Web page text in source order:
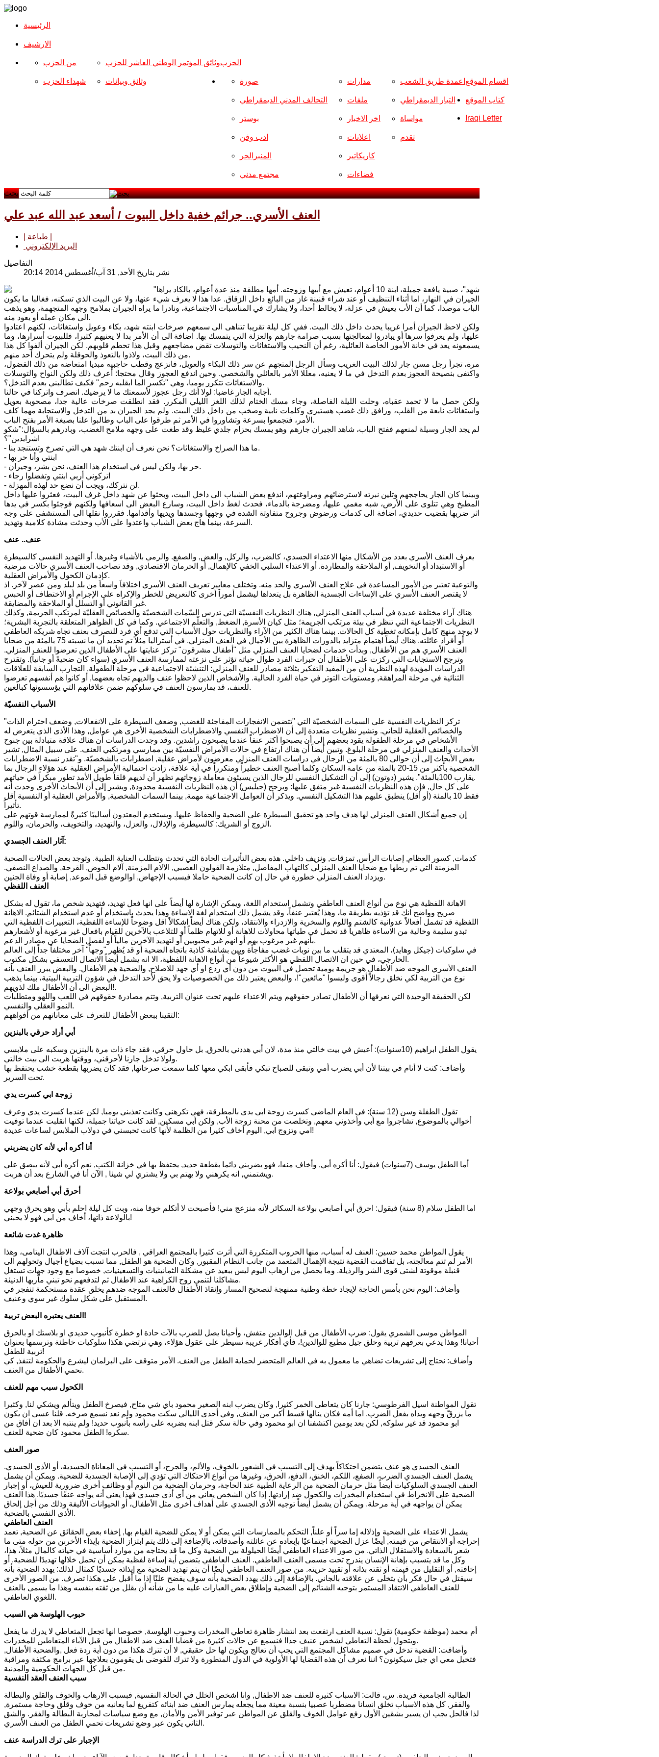
الرئيسية
الارشیف
الحزب من الحزب
شهداء الحزب
وثائق المؤتمر الوطني العاشر للحزب
وثائق وبيانات اقسام الموقع صورة
التحالف المدني الديمقراطي
بوستر
ادب وفن
المنبرالحر
مجتمع مدني
مدارات
ملفات
اخر الاخبار
اعلانات
كاريكاتير
فضاءات
اعمدة طريق الشعب
التيار الديمقراطي
مواساة
تقدم
كتاب الموقع
Iraqi Letter
بحث
العنف الأسري.. جرائم خفية داخل البيوت / أسعد عبد الله عبد علي
البريد الإلكتروني
التفاصيل
نشر بتاريخ الأحد, 31 آب/أغسطس 2014 20:14
"شهد"، صبية يافعة جميلة، ابنة 10 أعوام، تعيش مع أبيها وزوجته. أمها مطلقة منذ عدة أعوام، بالكاد يراها
الجيران في النهار، اما أثناء التنظيف أو عند شراء قنينة غاز من البائع داخل الزقاق. عدا هذا لا يعرف شيء عنها، ولا عن البيت الذي تسكنه، فغالبا ما يكون
الباب موصدا، كما أن الأب يعيش في عزلة، لا يخالط أحدا، ولا يشارك في المناسبات الاجتماعية، ونادرا ما يراه الجيران بملامح وجهه المتجهمة، وهو يذهب
الى مكان عمله أو يعود منه.
ولكن لاحظ الجيران أمرا غريبا يحدث داخل ذلك البيت. ففي كل ليلة تقريبا تتناهى الى سمعهم صرخات ابنته شهد، بكاء وعويل واستغاثات، لكنهم اعتادوا
عليها، ولم يعرفوا سرها أو يبادروا لمعالجتها بسبب صرامة جارهم والعزلة التي يتمسك بها. اضافة الى أن الأمر بدا لا يعنيهم كثيرا، فللبيوت أسرارها، وما
يسمعونه يعد في خانة الأمور الخاصة العائلية، رغم أن النحيب والاستغاثات والتوسلات تقض مضاجعهم وقبل هذا تحطم قلوبهم. لكن الجيران ألفوا كل هذا
من ذلك البيت، ولاذوا بالتعوذ والحوقلة ولم يتحرك أحد منهم.
مرة، تجرأ رجل مسن جار لذلك البيت الغريب وسأل الرجل المتجهم عن سر ذلك البكاء والعويل، فانزعج وقطب حاجبيه مبديا امتعاضه من ذلك الفضول،
واكتفى بنصيحة العجوز بعدم التدخل في ما لا يعنيه، معللا الأمر بالعائلي والشخصي. وحين اندفع العجوز وقال محتجا: أعرف ذلك ولكن النواح والتوسلات
والاستغاثات تتكرر يوميا، وهي "تكسر الما ابقلبه رحم" فكيف تطالبني بعدم التدخل؟.
أجابه الجار غاضبا: لولا أنك رجل عجوز لأسمعتك ما لا يرضيك. انصرف واتركنا في حالنا.
ولكن حصل ما لا تحمد عقباه، وحلت الليلة الفاصلة، وجاء مسك الختام لذلك اللغز الليلي المكرر. فقد انطلقت صرخات عالية جدا، مصحوبة بعويل
واستغاثات نابعة من القلب، ورافق ذلك غضب هستيري وكلمات نابية وصخب من داخل ذلك البيت. ولم يجد الجيران بد من التدخل والاستجابة مهما كلف
الأمر، فتجمعوا بسرعة وتشاوروا في الأمر ثم طرقوا على الباب وطالبوا علنا بصيغة الأمر بفتح الباب.
لم يجد الجار وسيلة لمنعهم ففتح الباب، شاهد الجيران جارهم وهو يمسك بحزام جلدي غليظ وقد طغت على وجهه ملامح الغضب، وبادرهم بالسؤال:"شكو
اشرايدين"؟
- ما هذا الصراخ والاستغاثات؟ نحن نعرف أن ابنتك شهد هي التي تصرخ وتستنجد بنا.
- ابنتي وأنا حر بها
- حر بها، ولكن ليس في استخدام هذا العنف، نحن بشر، وجيران.
- اتركوني أربي ابنتي وتفضلوا رجاء
- لن نتركك، ويجب أن نضع حد لهذه المهزلة.
وبينما كان الجار يحاججهم وتلين نبرته لاسترضائهم ومراوغتهم، اندفع بعض الشباب الى داخل البيت، وبحثوا عن شهد داخل غرف البيت، فعثروا عليها داخل
المطبخ وهي تتلوى على الأرض، شبه مغمي عليها، ومضرجة بالدماء، فحدث لغط داخل البيت، وسارع البعض الى اسعافها ولكنهم فوجئوا بكسر في يدها
اثر ضربها بقضيب حديدي، اضافة الى كدمات ورضوض وجروح متفاوتة الشدة في وجهها وجسدها ويديها وأقدامها. فقرروا نقلها الى المستشفى على وجه
السرعة، بينما هاج بعض الشباب واعتدوا على الأب وحدثت مشادة كلامية وتهديد.
عنف.. عنف
يعرف العنف الأسري بعدد من الأشكال منها الاعتداء الجسدي، كالضرب، والركل, والعض, والصفع. والرمي بالأشياء وغيرها. أو التهديد النفسي كالسيطرة
أو الاستبداد أو التخويف, أو الملاحقة والمطاردة. أو الاعتداء السلبي الخفي كالإهمال, أو الحرمان الاقتصادي, وقد تصاحب العنف الأسري حالات مرضية
كإدمان الكحول والأمراض العقلية.
والتوعية تعتبر من الأمور المساعدة في علاج العنف الأسري والحد منه. وتختلف معايير تعريف العنف الأسري اختلافاَ واسعاَ من بلد لبلد ومن عصر لآخر. اذ
لا يقتصر العنف الأسري على الإساءات الجسدية الظاهرة بل يتعداها ليشمل أموراَ أخرى كالتعريض للخطر والإكراه على الإجرام أو الاختطاف أو الحبس
غير القانوني أو التسلل أو الملاحقة والمضايقة.
هناك آراء مختلفة عديدة في أسباب العنف المنزلي, هناك النظريات النفسيّة التي تدرس السّمات الشخصيّة والخصائص العقليّة لمرتكب الجريمة, وكذلك
النظريات الاجتماعية التي تنظر في بيئة مرتكب الجريمة؛ مثل كيان الأسرة, الضغط, والتعلّم الاجتماعي. وكما في كل الظواهر المتعلقة بالتجربة البشرية؛
لا يوجد منهج كامل بإمكانه تغطية كل الحالات. بينما هناك الكثير من الآراء والنظريات حول الأسباب التي تدفع أي فرد للتصرف بعنف تجاه شريكه العاطفي
أو أفراد عائلته. هناك أيضاً اهتمام متزايد بالدورات الظاهرة بين الأجيال في العنف المنزلي. في أستراليا مثلاً تم تحديد أن ما نسبته 75 بالمئة من ضحايا
العنف الأسري هم من الأطفال, وبدأت خدمات لضحايا العنف المنزلي مثل "أطفال مشرقون" تركز عنايتها على الأطفال الذين تعرضوا للعنف المنزلي.
وترجح الاستجابات التي ركزت على الأطفال أن خبرات الفرد طوال حياته تؤثر على نزعته لممارسة العنف الأسري (سواء كان ضحيةً أو جانياً). وتقترح
الدراسات المؤيدة لهذه النظرية أن من المفيد التفكير بثلاثة مصادر للعنف المنزلي: التنشئة الاجتماعية في مرحلة الطفولة, التجارب السابقة للعلاقات
الثنائية في مرحلة المراهقة, ومستويات التوتر في حياة الفرد الحالية. والأشخاص الذين لاحظوا عنف والديهم تجاه بعضهما, أو كانوا هم أنفسهم تعرضوا
للعنف، قد يمارسون العنف في سلوكهم ضمن علاقاتهم التي يؤسسونها كبالغين.
الأسباب النفسيّة
تركز النظريات النفسية على السمات الشخصيّة التي "تتضمن الانفجارات المفاجئة للغضب, وضعف السيطرة على الانفعالات, وضعف احترام الذات"
والخصائص العقلية للجاني. وتشير نظريات متعددة إلى أن الاضطراب النفسي والاضطرابات الشخصية الأخرى هي عوامل, وهذا الأذى الذي يتعرض له
الأشخاص في مرحلة الطفولة يقود بعضهم إلى أن يصبحوا أكثر عنفاً عندما يصبحون راشدين. وقد وجدت الدراسات أن هناك علاقة متبادلة بين جنوح
الأحداث والعنف المنزلي في مرحلة البلوغ. وتبين أيضاً أن هناك ارتفاع في حالات الأمراض النفسيّة بين ممارسي ومرتكبي العنف. على سبيل المثال, تشير
بعض الأبحاث إلى أن حوالي 80 بالمئة من الرجال في دراسات العنف المنزلي معرضون لأمراض عقلية, اضطرابات بالشخصيّة. و"تقدر نسبة الاضطرابات
الشخصية بأكثر من 15-20 بالمئة من عامة السكان وكلما أصبح العنف خطيراً ومتكرراً في أية علاقة، زادت احتمالية الأمراض العقلية عند هؤلاء الرجال بما
يقارب 100بالمئة". يشير (دوتون) إلى أن التشكيل النفسي للرجال الذين يسيئون معاملة زوجاتهم تظهر أن لديهم قلقاً طويل الأمد تطور مبكراً في حياتهم.
على كل حال, فإن هذه النظريات النفسية غير متفق عليها: ويرجح (جيليس) أن هذه النظريات النفسية محدودة, ويشير إلى أن الأبحاث الأخرى وجدت أنه
فقط 10 بالمئة (أو أقل) ينطبق عليهم هذا التشكيل النفسي. ويذكر أن العوامل الاجتماعية مهمة, بينما السمات الشخصية, والأمراض العقلية أو النفسية أقل
تأثيراً.
إن جميع أشكال العنف المنزلي لها هدف واحد هو تحقيق السيطرة على الضحية والحفاظ عليها. ويستخدم المعتدون أساليبًا كثيرةً لممارسة قوتهم على
الزوج أو الشريك: كالسيطرة، والإذلال، والعزل، والتهديد، والتخويف، والحرمان، واللوم.
آثار العنف الجسدي:
كدمات, كسور العظام, إصابات الرأس, تمزقات, ونزيف داخلي. هذه بعض التأثيرات الحادة التي تحدث وتتطلب العناية الطبية. وتوجد بعض الحالات الصحية
المزمنة التي تم ربطها مع ضحايا العنف المنزلي كالتهاب المفاصل, متلازمة القولون العصبي, الآلام المزمنة, آلام الحوض, القرحة, والصداع النصفي.
ويزداد العنف المنزلي خطورة في حال إن كانت الضحية حاملا فيسبب الإجهاض, اوالوضع قبل الموعد, إصابة أو وفاة الجنين.
العنف اللفظي
الاهانة اللفظية هي نوع من أنواع العنف العاطفي وتشمل استخدام اللغة، ويمكن الإشارة لها أيضاً على انها فعل تهديد، فتهديد شخص ما، تقول له بشكل
صريح وواضح انك قد تؤذيه بطريقة ما، وهذا يُعتبر عنفاً، وقد يشمل ذلك استخدام لغة الاساءة وهذا يحدث باستخدام أو عدم استخدام الشتائم. الاهانة
اللفظية قد تشمل أفعالاً عدوانية كالشتم واللوم والسخرية والازدراء والانتقاد، ولكن هناك أيضاً اشكالاً اقل وضوحاً للإساءة اللفظية، التعبيرات اللفظية التي
تبدو سليمة وخالية من الاساءة ظاهرياً قد تحمل في طياتها محاولات للاهانة أو للاتهام ظلماً أو للتلاعب بالآخرين للقيام بافعال غير مرغوبة أو لأشعارهم
بأنهم غير مرغوب بهم أو انهم غير محبوبين أو لتهديد الآخرين مالياً أو لفصل الضحايا عن مصادر الدعم.
في سلوكيات (جيكل وهايد)، المعتدي قد يتقلب ما بين نوبات غضب مفاجأة وبين بشاشة كاذبة باتجاه الضحية أو قد يُظهر "وجهاً" آخر مختلفاً جداً إلى العالم
الخارجي، في حين ان الاتصال اللفظي هو الأكثر شيوعاً من أنواع الاهانة اللفظية، الا انه يشمل أيضاً الاتصال التعسفي بشكل مكتوب.
العنف الأسري الموجه ضد الأطفال هو جريمة يومية تحصل في البيوت من دون أي ردع او أي جهد للاصلاح, والضحية هم الأطفال. والبعض يبرر العنف بأنه
نوع من التربية لكي نخلق رجالاً أقوى وليسوا "مائعين"!، والبعض يعتبر ذلك من الخصوصيات ولا يحق لأحد التدخل في شؤون التربية البيتية، بينما يذهب
البعض الى أن الأطفال ملك لذويهم!.
لكن الحقيقة الوحيدة التي نعرفها أن الأطفال تصادر حقوقهم ويتم الاعتداء عليهم تحت عنوان التربية, وتتم مصادرة حقوقهم في اللعب واللهو ومتطلبات
النمو العقلي والنفسي.
التقينا ببعض الأطفال للتعرف على معاناتهم من أفواههم:
أبي أراد حرقي بالبنزين
يقول الطفل ابراهيم (10سنوات): أعيش في بيت خالتي منذ مدة، لان أبي هددني بالحرق, بل حاول حرقي، فقد جاء ذات مرة بالبنزين وسكبه على ملابسي
ولولا تدخل جارنا لأحرقني، ووقتها هربت الى بيت خالتي.
وأضاف: كنت لا أنام في بيتنا لأن أبي يضرب أمي وتبقى للصباح تبكي فأبقى ابكي معها كلما سمعت صرخاتها, فقد كان يضربها بقطعة خشب يحتفظ بها
تحت السرير.
زوجة ابي كسرت يدي
تقول الطفلة وسن (12 سنة): في العام الماضي كسرت زوجة ابي يدي بالمطرقة، فهي تكرهني وكانت تعذبني يوميا, لكن عندما كسرت يدي وعرف
أخوالي بالموضوع, تشاجروا مع أبي وأخذوني معهم, وتخلصت من محنة زوجة الأب, ولكن أبي مسكين, لقد كانت حياتنا جميلة، لكنها انقلبت عندما توفيت
امي وتزوج ابي, اليوم أخاف كثيرا من الظلمة لأنها كانت تحبسني في دولاب الملابس لساعات عديدة!
أنا أكره أبي لأنه كان يضربني
أما الطفل يوسف (7سنوات) فيقول: أنا أكره أبي, وأخاف منه!، فهو يضربني دائما بقطعة حديد, يحتفظ بها في خزانة الكتب, نعم أكره أبي لأنه يبصق علي
ويشتمني, انه يكرهني ولا يهتم بي ولا يشتري لي شيئا , الآن أنا في الشارع بعد أن هربت.
أحرق أبي أصابعي بولاعة
اما الطفل سلام (8 سنة) فيقول: احرق أبي أصابعي بولاعة السكائر لأنه منزعج مني! فأصبحت لا أتكلم خوفا منه، وبت كل ليلة احلم بأبي وهو يحرق وجهي
بالولاعة ذاتها، أخاف من ابي فهو لا يحبني!
ظاهرة غدت شائعة
يقول المواطن محمد حسين: العنف له أسباب، منها الحروب المتكررة التي أثرت كثيرا بالمجتمع العراقي , فالحرب انتجت آلاف الاطفال اليتامى، وهذا
الأمر لم تتم معالجته، بل تفاقمت القضية نتيجة الإهمال المتعمد من جانب النظام المقبور, وكان الضحية هو الطفل, مما تسبب بضياع أجيال وتحولهم الى
قنبلة موقوتة لشتى قوى الشر والرذيلة. وما يحصل من ارهاب اليوم ليس ببعيد عن مشكلة الثمانينيات والتسعينيات, خصوصا مع وجود جهات تستغل
مشاكلنا لتنمي روح الكراهية عند الاطفال ثم لتدفعهم نحو تبني مآربها الدنيئة.
وأضاف: اليوم نحن بأمس الحاجة لإيجاد خطة وطنية ممنهجة لتصحيح المسار وإنقاذ الأطفال فالعنف الموجه ضدهم يخلق عقدة مستحكمة تنفجر في
المستقبل على شكل سلوك غير سوي وعنيف.
العنف يعتبره البعض تربية!
المواطن موسى الشمري يقول: ضرب الأطفال من قبل الوالدين متفش، وأحيانا يصل للضرب بالآت حادة او خطرة كأنبوب حديدي او بلاستك او بالحرق
أحيانا! وهذا يدعي بعرفهم تربية وخلق جيل مطيع للوالدين!، فأي أفكار غريبة تسيطر على عقول هؤلاء، وهي ترتضي هكذا سلوكيات خاطئة وترسمها بعنوان
تربية للطفل!
وأضاف: نحتاج إلى تشريعات تضاهي ما معمول به في العالم المتحضر لحماية الطفل من العنف. الأمر متوقف على البرلمان ليشرع والحكومة لتنفذ, كي
نحمي الأطفال من العنف.
الكحول سبب مهم للعنف
تقول المواطنة اسيل الفرطوسي: جارنا كان يتعاطى الخمر كثيرا, وكان يضرب ابنه الصغير محمود باي شي متاح, فيصرخ الطفل ويتألم ويشكي لنا, وكثيرا
ما يزرقّ وجهه ويداه بفعل الضرب. اما أمه فكان ينالها قسط أكبر من العنف, وفي أحدى الليالي سكت محمود ولم نعد نسمع صرخه. قلنا عسى ان يكون
ابو محمود قد غير سلوكه, لكن بعد يومين اكتشفنا ان ابو محمود وفي حالة سكر قتل ابنه بضربه على رأسه بأنبوب حديد! ولم ينتبه الا بعد ان أفاق من
سكره! الطفل محمود كان ضحية للعنف.
صور العنف
العنف الجسدي هو عنف يتضمن احتكاكاً يهدف إلى التسبب في الشعور بالخوف، والألم، والجرح، أو التسبب في المعاناة الجسدية، أو الأذى الجسدي.
يشمل العنف الجسدي الضرب، الصفع، اللكم، الخنق، الدفع، الحرق، وغيرها من أنواع الاحتكاك التي تؤدي إلى الإصابة الجسدية للضحية. ويمكن أن يشمل
العنف الجسدي السلوكيات أيضاً مثل حرمان الضحية من الرعاية الطبية عند الحاجة، وحرمان الضحية من النوم أو وظائف أخرى ضرورية للعيش، أو إجبار
الضحية على الانخراط في استخدام المخدرات والكحول ضد إرادتها. إذا كان الشخص يعاني من أي أذى جسدي فهذا يعني أنه يواجه عنفًا جسديًا. هذا العنف
يمكن أن يواجهه في أية مرحلة. ويمكن أن يشمل أيضاً توجيه الأذى الجسدي على أهداف أخرى مثل الأطفال، أو الحيوانات الأليفة وذلك من أجل إلحاق
الأذى النفسي بالضحية.
العنف العاطفي
يشمل الاعتداء على الضحية وإذلاله إما سراً أو علناً, التحكم بالممارسات التي يمكن أو لا يمكن للضحية القيام بها, إخفاء بعض الحقائق عن الضحية, تعمد
إحراجه أو الانتقاص من قيمته, أيضًا عزل الضحية اجتماعيًا بإبعاده عن عائلته وأصدقائه، بالإضافة إلى ذلك يتم ابتزاز الضحية بإيذاء الأخرىن من حوله متى ما
شعر بالسعادة والاستقلال الذاتي. من صور الاعتداء العاطفي أيضًا الحيلولة بين الضحية وكل ما قد يحتاجه من موارد أساسية في حياته كالمال مثلاً، هذا،
وكل ما قد يتسبب بإهانة الإنسان يندرج تحت مسمى العنف العاطفي. العنف العاطفي يتضمن أية إساءة لفظية يمكن أن تحمل خلالها تهديدًا للضحية, أو
إخافته, أو التقليل من قيمته أو ثقته بذاته أو تقييد حريته. من صور العنف العاطفي أيضًا أن يتم تهديد الضحية مع إيذائه جسديًا كمثال لذلك: يهدد الضحية بأنه
سيقتل في حال فكر بأن يتخلى عن علاقته بالجاني. بالإضافة إلى ذلك يهدد الضحية بأنه سوف يفضح علنًا إذا ما أقبل على هكذا تصرف. من الصور الأخرى
للعنف العاطفي الانتقاد المستمر بتوجيه الشتائم إلى الضحية وإطلاق بعض العبارات عليه ما من شأنه أن يقلل من ثقته بنفسه وهذا ما يسمى بالعنف
اللغوي العاطفي.
حبوب الهلوسة هي السبب
أم محمد (موظفة حكومية) تقول: نسبة العنف ارتفعت بعد انتشار ظاهرة تعاطي المخدرات وحبوب الهلوسة, خصوصا انها تجعل المتعاطي لا يدرك ما يفعل
ويتحول لحظة التعاطي لشخص عنيف جدا! فنسمع عن حالات كثيرة من قضايا العنف ضد الاطفال من قبل الآباء المتعاطين للمخدرات.
وأضافت: القضية تدخل في صميم مشاكل المجتمع التي يجب أن تعالج ويكون لها حل حقيقي, لا أن تترك هكذا من دون أية ردة فعل ,والضحية الأطفال,
فتخيل معي اي جيل سيكونون؟ اننا نعرف أن هذه القضايا لها الأولوية في الدول المتطورة ولا تترك للفوضى بل يقومون بعلاجها عبر برامج مكثفة ومراقبة
من قبل كل الجهات الحكومية والمدنية.
سبب العنف العقد النفسية
الطالبة الجامعية فريدة. س، قالت: الاسباب كثيرة للعنف ضد الاطفال, وانا اشخص الخلل في الحالة النفسية, فبسبب الارهاب والخوف والقلق والبطالة
والفقر, كل هذه الاسباب تخلق انسانا مضطربا عصبيا بنسبة معينة مما يجعله يمارس العنف ضد ابنائه كتفريغ لما يعانيه من خوف وقلق وحاجة مستمرة,
لذا فالحل يجب ان يسير بشقين الأول رفع عوامل الخوف والقلق عن المواطن عبر توفير الأمن والأمان, مع وضع سياسات لمحاربة البطالة والفقر. والشق
الثاني يكون عبر وضع تشريعات تحمي الطفل من العنف الأسري.
الإجبار على ترك الدراسة عنف